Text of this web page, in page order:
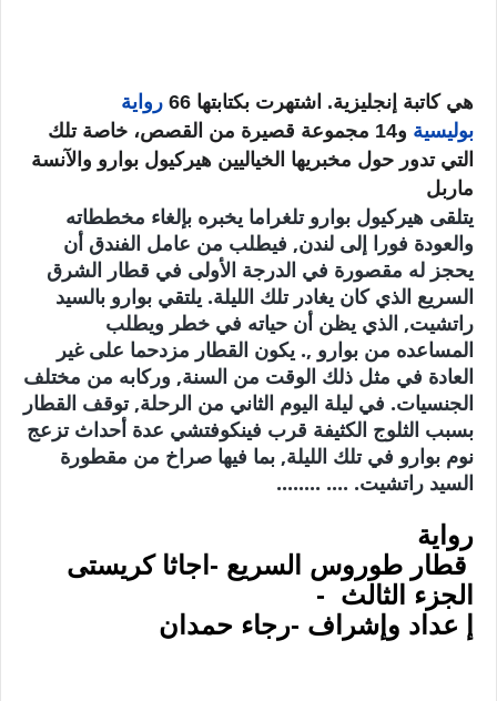
هي كاتبة إنجليزية. اشتهرت بكتابتها 66
رواية
بوليسية
و14 مجموعة قصيرة من القصص، خاصة تلك
التي تدور حول مخبريها الخياليين هيركيول بوارو والآنسة
ماربل
يتلقى هيركيول بوارو تلغراما يخبره بإلغاء مخططاته
والعودة فورا إلى لندن, فيطلب من عامل الفندق أن
يحجز له مقصورة في الدرجة الأولى في قطار الشرق
السريع الذي كان يغادر تلك الليلة. يلتقي بوارو بالسيد
راتشيت, الذي يظن أن حياته في خطر ويطلب
المساعده من بوارو ,. يكون القطار مزدحما على غير
العادة في مثل ذلك الوقت من السنة, وركابه من مختلف
الجنسيات. في ليلة اليوم الثاني من الرحلة, توقف القطار
بسبب الثلوج الكثيفة قرب فينكوفتشي عدة أحداث تزعج
نوم بوارو في تلك الليلة, بما فيها صراخ من مقطورة
السيد راتشيت. .... ........
رواية
قطار طوروس السريع -اجاثا كريستى
الجزء الثالث -
إ عداد وإشراف -رجاء حمدان